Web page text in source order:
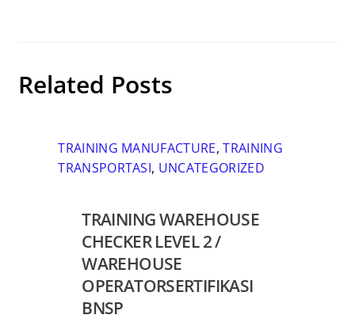
Related Posts
TRAINING MANUFACTURE,TRAINING
TRANSPORTASI, UNCATEGORIZED
TRAINING WAREHOUSE
CHECKER LEVEL 2 /
WAREHOUSE
OPERATORSERTIFIKASI
BNSP